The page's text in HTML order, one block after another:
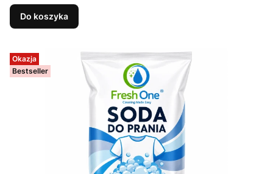
Do koszyka
Okazja
Bestseller